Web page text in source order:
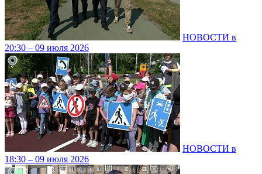
НОВОСТИ в
20:30 – 09 июля 2026
НОВОСТИ в
18:30 – 09 июля 2026